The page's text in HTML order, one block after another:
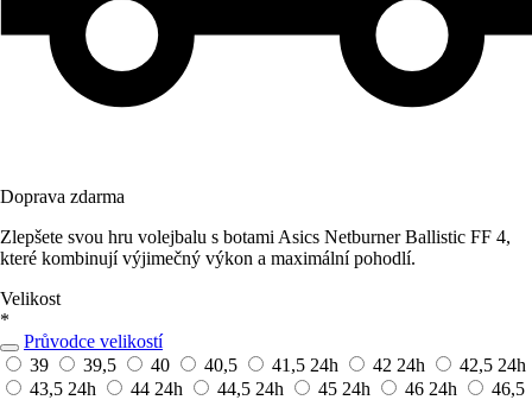
Doprava zdarma
Zlepšete svou hru volejbalu s botami Asics Netburner Ballistic FF 4,
které kombinují výjimečný výkon a maximální pohodlí.
Velikost
*
Průvodce velikostí
39
39,5 40 40,5 41,5 24h 42 24h 42,5 24h
43,5 24h 44 24h 44,5 24h 45 24h 46 24h
46,5